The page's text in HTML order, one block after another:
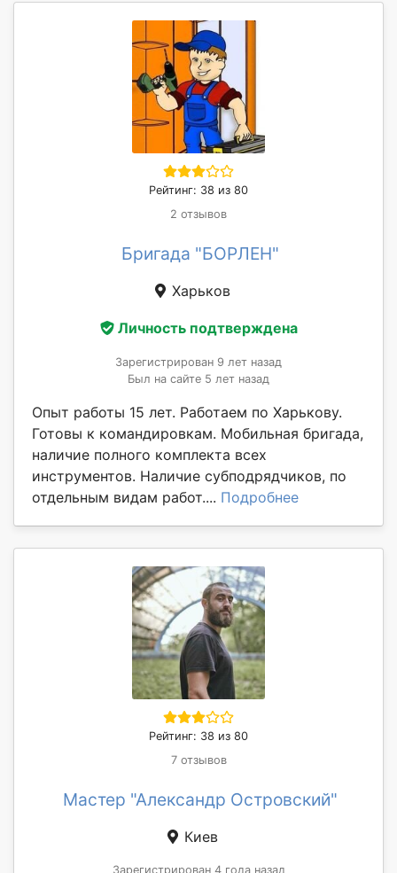
Рейтинг: 38 из 80
2 отзывов
Бригада "БОРЛЕН"
Харьков
Личность подтверждена
Зарегистрирован 9 лет назад
Был на сайте 5 лет назад
Опыт работы 15 лет. Работаем по Харькову.
Готовы к командировкам. Мобильная бригада,
наличие полного комплекта всех
инструментов. Наличие субподрядчиков, по
отдельным видам работ.... Подробнее
Рейтинг: 38 из 80
7 отзывов
Мастер "Александр Островский"
Киев
Зарегистрирован 4 года назад